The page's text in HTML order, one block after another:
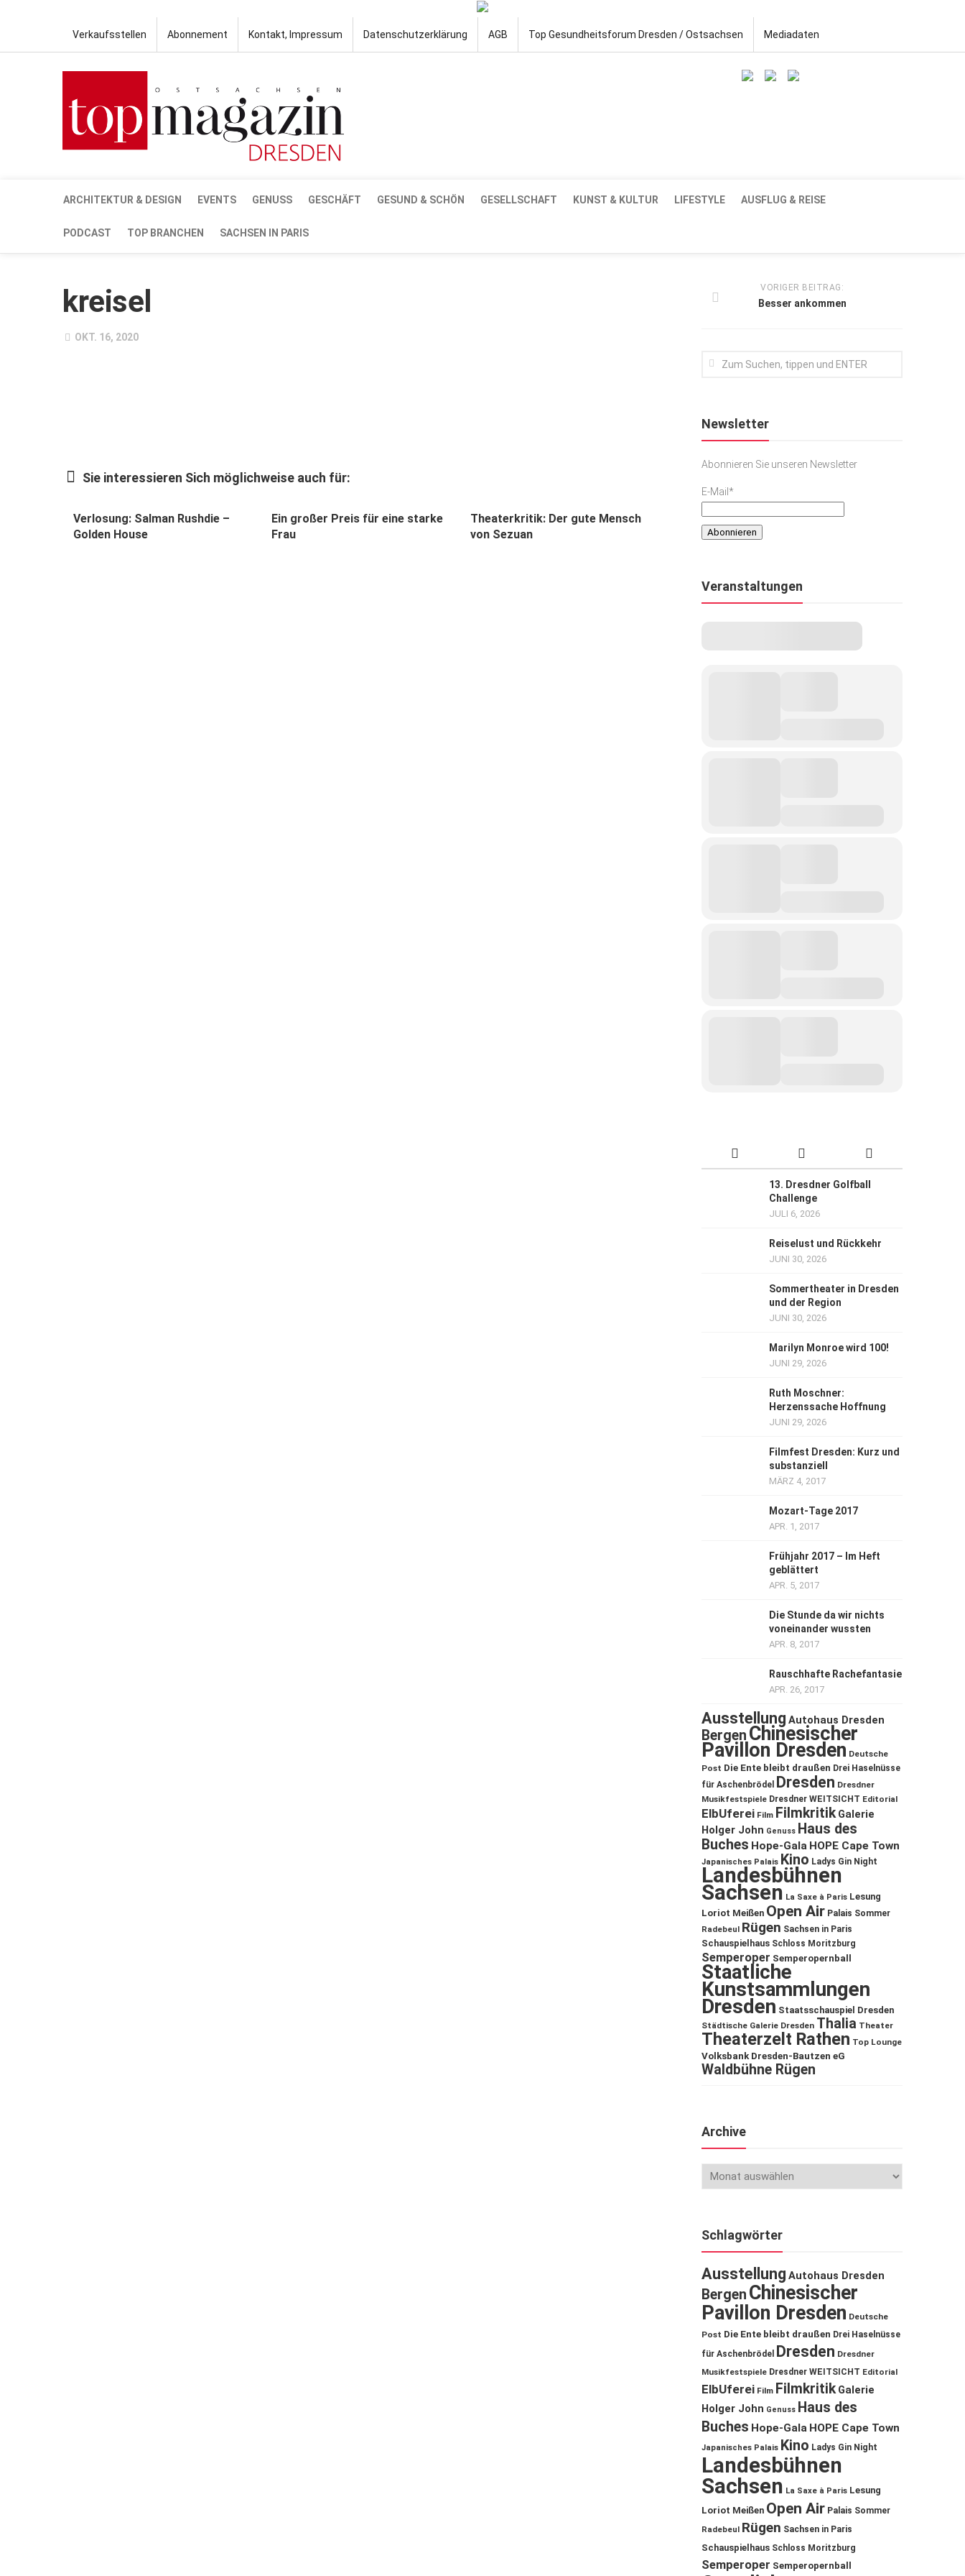
Verkaufsstellen Abonnement Kontakt, Impressum Datenschutzerklärung AGB Top Gesundheitsforum Dresden / Ostsachsen Mediadaten
ARCHITEKTUR & DESIGN EVENTS GENUSS GESCHÄFT GESUND & SCHÖN GESELLSCHAFT KUNST & KULTUR LIFESTYLE AUSFLUG & REISE
PODCAST TOP BRANCHEN SACHSEN IN PARIS
kreisel
OKT. 16, 2020
Sie interessieren Sich möglichweise auch für:
Verlosung: Salman Rushdie –
Golden House
Ein großer Preis für eine starke
Frau
Theaterkritik: Der gute Mensch
von Sezuan
VORIGER BEITRAG:
Besser ankommen
Newsletter
Abonnieren Sie unseren Newsletter
E-Mail*
Veranstaltungen
13. Dresdner Golfball
Challenge
JULI 6, 2026
Reiselust und Rückkehr
JUNI 30, 2026
Sommertheater in Dresden
und der Region
JUNI 30, 2026
Marilyn Monroe wird 100!
JUNI 29, 2026
Ruth Moschner:
Herzenssache Hoffnung
JUNI 29, 2026
Filmfest Dresden: Kurz und
substanziell
MÄRZ 4, 2017
Mozart-Tage 2017
APR. 1, 2017
Frühjahr 2017 – Im Heft
geblättert
APR. 5, 2017
Die Stunde da wir nichts
voneinander wussten
APR. 8, 2017
Rauschhafte Rachefantasie
APR. 26, 2017
Ausstellung Autohaus Dresden
Bergen Chinesischer
Pavillon Dresden Deutsche
Post Die Ente bleibt draußen Drei Haselnüsse
für Aschenbrödel
Dresden Dresdner
Musikfestspiele Dresdner WEITSICHT Editorial
ElbUferei Film Filmkritik Galerie
Holger John Genuss Haus des
Buches Hope-Gala HOPE Cape Town
Japanisches Palais Kino Ladys Gin Night
Landesbühnen
Sachsen La Saxe à Paris Lesung
Loriot Meißen Open Air Palais Sommer
Radebeul Rügen Sachsen in Paris
Schauspielhaus Schloss Moritzburg
Semperoper Semperopernball
Staatliche
Kunstsammlungen
Dresden Staatsschauspiel Dresden
Städtische Galerie Dresden Thalia Theater
Theaterzelt Rathen Top Lounge
Volksbank Dresden-Bautzen eG
Waldbühne Rügen
Archive
Schlagwörter
Ausstellung Autohaus Dresden
Bergen Chinesischer
Pavillon Dresden Deutsche
Post Die Ente bleibt draußen Drei Haselnüsse
für Aschenbrödel
Dresden Dresdner
Musikfestspiele Dresdner WEITSICHT Editorial
ElbUferei Film Filmkritik Galerie
Holger John Genuss Haus des
Buches Hope-Gala HOPE Cape Town
Japanisches Palais Kino Ladys Gin Night
Landesbühnen
Sachsen La Saxe à Paris Lesung
Loriot Meißen Open Air Palais Sommer
Radebeul Rügen Sachsen in Paris
Schauspielhaus Schloss Moritzburg
Semperoper Semperopernball